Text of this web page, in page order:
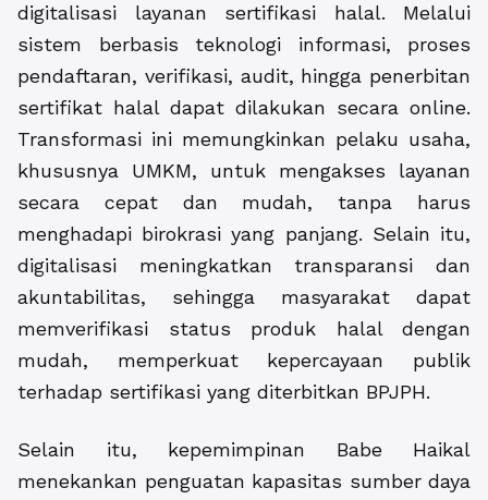
digitalisasi layanan sertifikasi halal. Melalui
sistem berbasis teknologi informasi, proses
pendaftaran, verifikasi, audit, hingga penerbitan
sertifikat halal dapat dilakukan secara online.
Transformasi ini memungkinkan pelaku usaha,
khususnya UMKM, untuk mengakses layanan
secara cepat dan mudah, tanpa harus
menghadapi birokrasi yang panjang. Selain itu,
digitalisasi meningkatkan transparansi dan
akuntabilitas, sehingga masyarakat dapat
memverifikasi status produk halal dengan
mudah, memperkuat kepercayaan publik
terhadap sertifikasi yang diterbitkan BPJPH.
Selain itu, kepemimpinan Babe Haikal
menekankan penguatan kapasitas sumber daya